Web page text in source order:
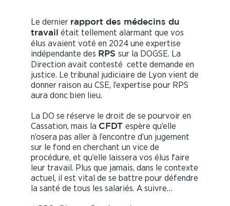
Le dernier rapport des médecins du
travail
était tellement alarmant que vos
élus avaient voté en 2024 une expertise
indépendante des RPS sur la DOGSE. La
Direction avait contesté cette demande en
justice. Le tribunal judiciaire de Lyon vient de
donner raison au CSE, l’expertise pour RPS
aura donc bien lieu.
La DO se réserve le droit de se pourvoir en
Cassation, mais la CFDT espère qu’elle
n’osera pas aller à l’encontre d’un jugement
sur le fond en cherchant un vice de
procédure, et qu’elle laissera vos élus faire
leur travail. Plus que jamais, dans le contexte
actuel, il est vital de se battre pour défendre
la santé de tous les salariés. A suivre…